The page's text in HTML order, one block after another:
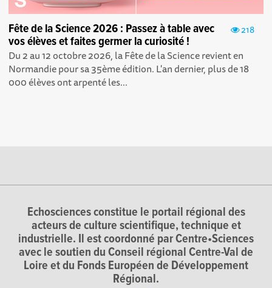
218
Fête de la Science 2026 : Passez à table avec
vos élèves et faites germer la curiosité !
Du 2 au 12 octobre 2026, la Fête de la Science revient en
Normandie pour sa 35ème édition. L'an dernier, plus de 18
000 élèves ont arpenté les...
Echosciences constitue le portail régional des
acteurs de culture scientifique, technique et
industrielle. Il est coordonné par Centre•Sciences
avec le soutien du Conseil régional Centre-Val de
Loire et du Fonds Européen de Développement
Régional.